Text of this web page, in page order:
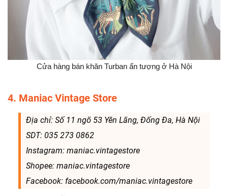
Cửa hàng bán khăn Turban ấn tượng ở Hà Nội
4. Maniac Vintage Store
Địa chỉ: Số 11 ngõ 53 Yên Lãng, Đống Đa, Hà Nội
SDT: 035 273 0862
Instagram: maniac.vintagestore
Shopee: maniac.vintagestore
Facebook: facebook.com/maniac.vintagestore